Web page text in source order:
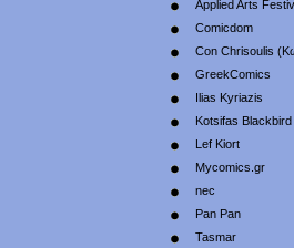
Applied Arts
Comicdom
Con Chrisoulis
GreekComics
Ilias Kyriazis
Kotsifas Blackbird
Lef Kiort
Mycomics.gr
nec
Pan Pan
Tasmar